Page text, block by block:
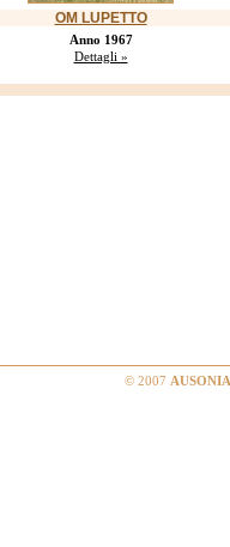
OM LUPETTO
Anno 1967
Dettagli »
© 2007